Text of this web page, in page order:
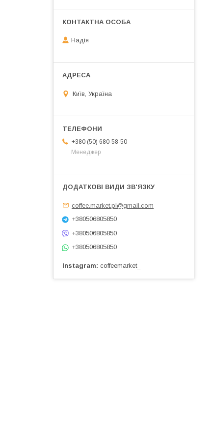
Надія
Київ, Україна
+380 (50) 680-58-50
Менеджер
coffee.market.pl@gmail.com
+380506805850
+380506805850
+380506805850
Instagram coffeemarket_